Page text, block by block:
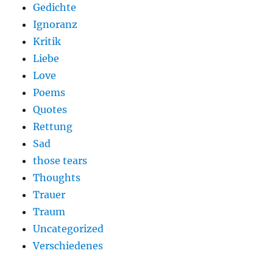
Gedichte
Ignoranz
Kritik
Liebe
Love
Poems
Quotes
Rettung
Sad
those tears
Thoughts
Trauer
Traum
Uncategorized
Verschiedenes